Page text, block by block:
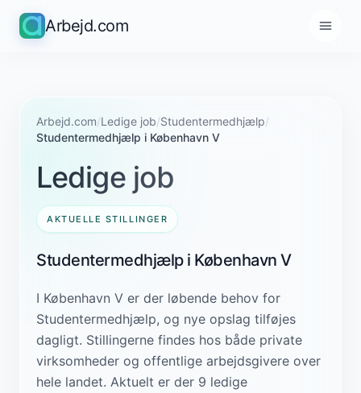
Arbejd.com
Arbejd.com/Ledige job/Studentermedhjælp/
Studentermedhjælp i København V
Ledige job
AKTUELLE STILLINGER
Studentermedhjælp i København V
I København V er der løbende behov for
Studentermedhjælp, og nye opslag tilføjes
dagligt. Stillingerne findes hos både private
virksomheder og offentlige arbejdsgivere over
hele landet. Aktuelt er der 9 ledige